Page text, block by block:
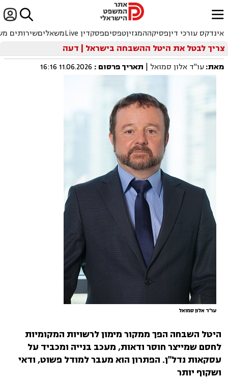

ﱐ
אינדקס עורכי דיןפסיקההמגזיןטפסיםפסקדין Live משאליםשירותים
צריך לבטל את היטל ההשבחה בישראל | דעה
מאת:עו"ד אלון סמואל | תאריך פרסום :
11.06.2026 16:16
עו"ד אלון סמואל
היטל השבחה הפך ממקור מימון לרשויות המקומיות
לחסם שמייצר חוסר ודאות, מעכב בנייה ומכביד על
עסקאות נדל"ן. הפתרון הוא מעבר למודל פשוט, ודאי
ושקוף יותר